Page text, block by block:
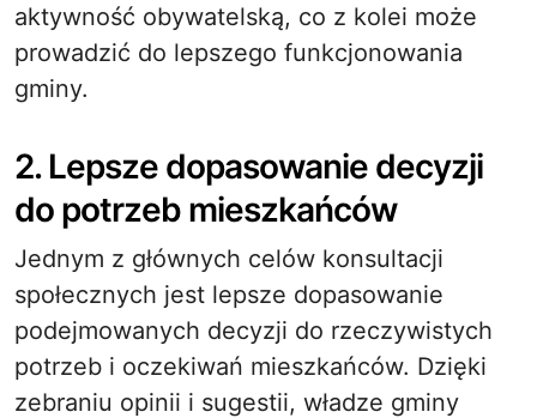
aktywność obywatelską, co z kolei może
prowadzić do lepszego funkcjonowania
gminy.
2. Lepsze dopasowanie decyzji
do potrzeb mieszkańców
Jednym z głównych celów konsultacji
społecznych jest lepsze dopasowanie
podejmowanych decyzji do rzeczywistych
potrzeb i oczekiwań mieszkańców. Dzięki
zebraniu opinii i sugestii, władze gminy